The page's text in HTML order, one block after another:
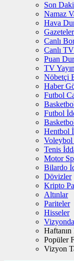
Son
Namaz
Hava
Gazeteler
Canlı
Canlı TV
Puan
TV
Nöbetçi
Haber
Futbol
Futbol
Hentbol
Voleybol
Tenis
Motor
Bilardo
Dövizler
Kripto
Altınlar
Pariteler
Hisseler
Popüler
Vizyon